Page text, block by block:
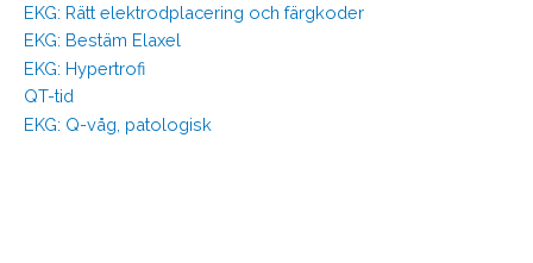
EKG: Rätt elektrodplacering och färgkoder
EKG: Bestäm Elaxel
EKG: Hypertrofi
QT-tid
EKG: Q-våg, patologisk